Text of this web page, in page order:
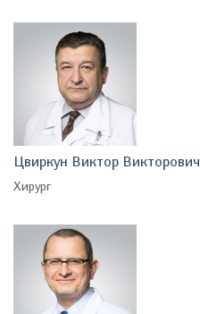
Цвиркун Виктор Викторович
Хирург